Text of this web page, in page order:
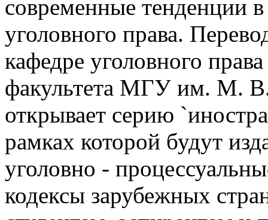
современные тенденции в
уголовного права.
кафедре уголовного
факультета МГУ им. М.
открывает серию
рамках которой будут
уголовно -
кодексы зарубежных